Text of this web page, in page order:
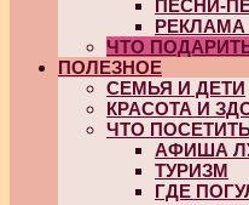
ПЕСНИ-
РЕКЛАМА
ЧТО
ПОЛЕЗНОЕ
СЕМЬЯ И ДЕТИ
КРАСОТА И
ЧТО
АФИША
ТУРИЗМ
ГДЕ